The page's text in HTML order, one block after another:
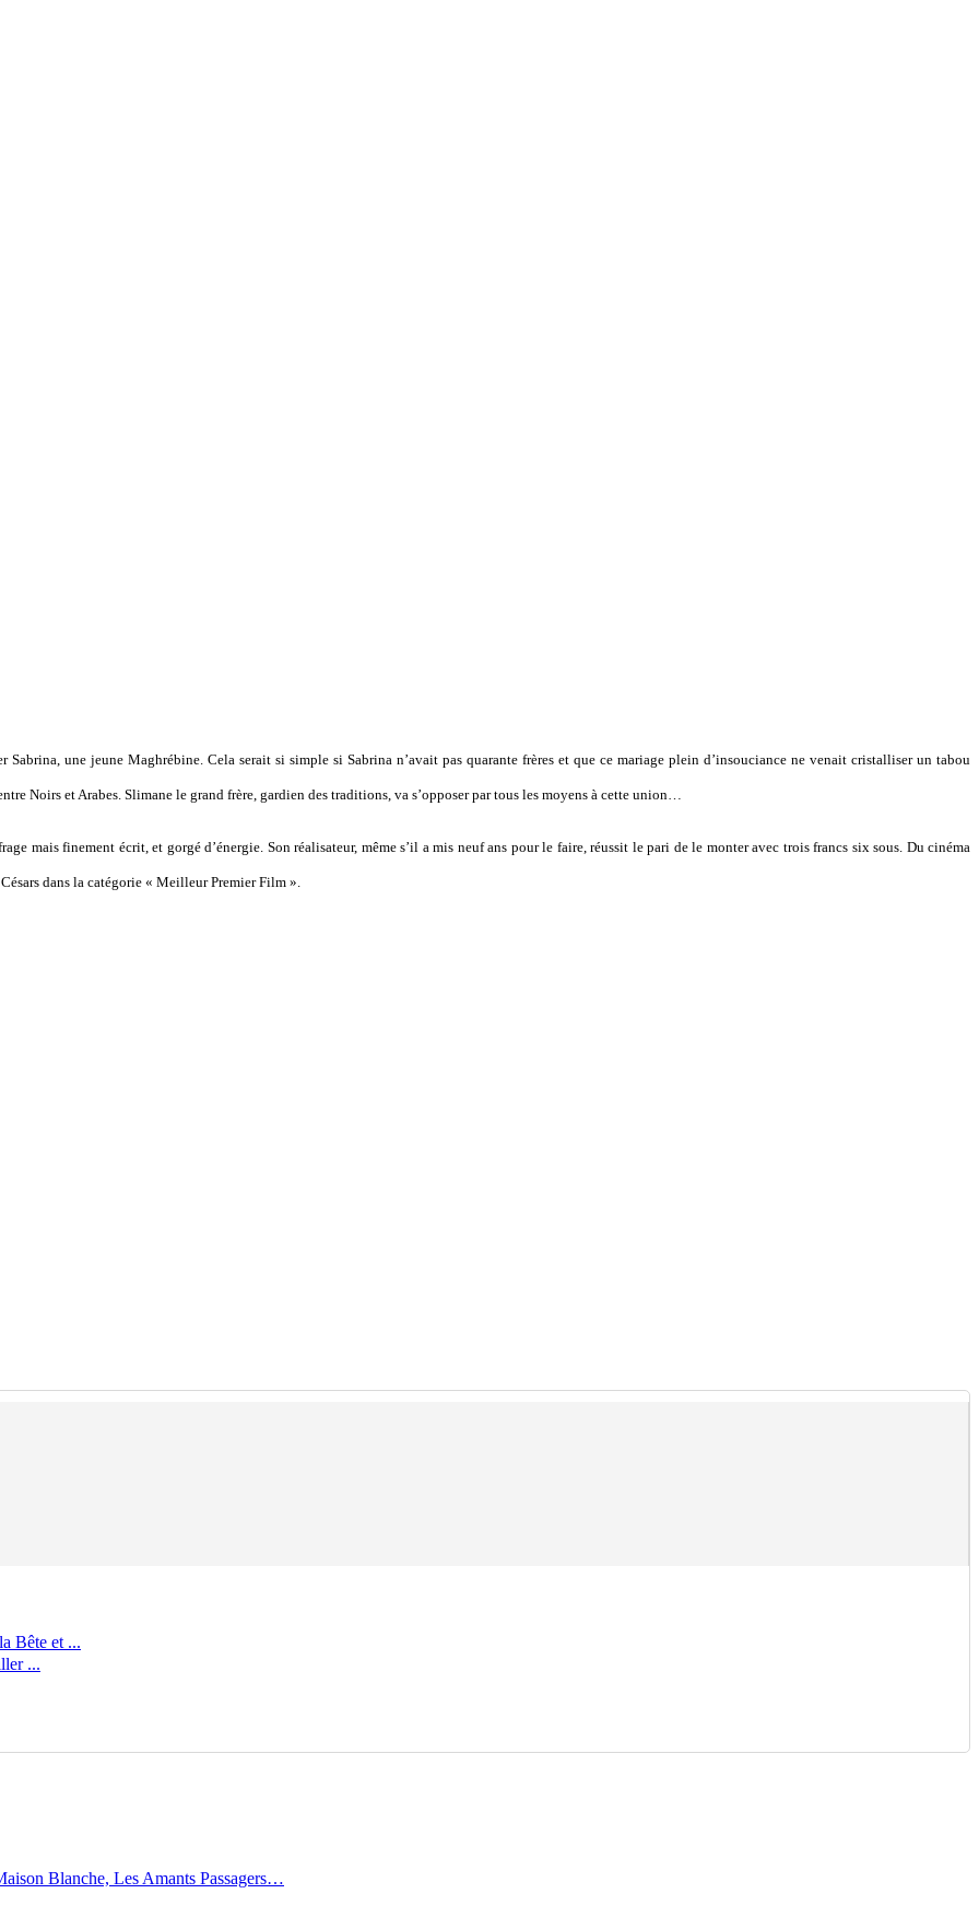
Sabrina, une jeune Maghrébine. Cela serait si simple si Sabrina n’avait pas quarante frères et que ce mariage plein d’insouciance ne venait cristalliser un tabou
Noirs et Arabes. Slimane le grand frère, gardien des traditions, va s’opposer par tous les moyens à cette union…
mais finement écrit, et gorgé d’énergie. Son réalisateur, même s’il a mis neuf ans pour le faire, réussit le pari de le monter avec trois francs six sous. Du cinéma
dans la catégorie « Meilleur Premier Film ».
Bête et ...
...
Blanche, Les Amants Passagers…